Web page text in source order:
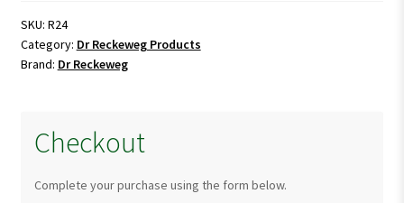
drops
quantity
SKU: R24
Category: Dr Reckeweg Products
Brand: Dr Reckeweg
Checkout
Complete your purchase using the form below.